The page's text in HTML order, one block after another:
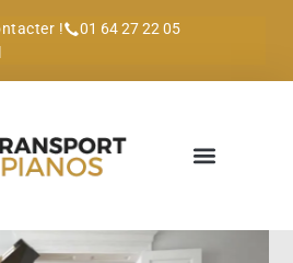
!
01 64 27 22 05